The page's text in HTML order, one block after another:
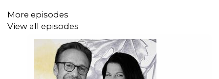
More episodes
View all episodes